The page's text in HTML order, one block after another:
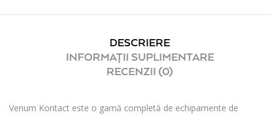
DESCRIERE
INFORMAȚII SUPLIMENTARE
RECENZII (0)
Venum Kontact este o gamă completă de echipamente de